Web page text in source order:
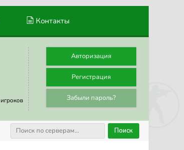
Контакты
игроков
Авторизация
Регистрация
Забыли пароль?
Поиск